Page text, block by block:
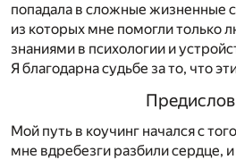
попадала в сложные жизненные
из которых мне помогли только
знаниями в психологии и
Я благодарна судьбе за то, что
Мой путь в коучинг начался с
мне вдребезги разбили сердце, и